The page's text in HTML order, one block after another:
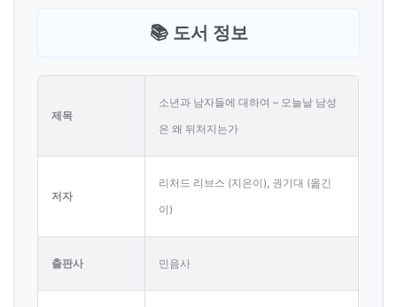
📚 도서 정보
제목
소년과 남자들에 대하여 – 오늘날 남성
은 왜 뒤처지는가
저자
리처드 리브스 (지은이), 권기대 (옮긴
이)
출판사 민음사